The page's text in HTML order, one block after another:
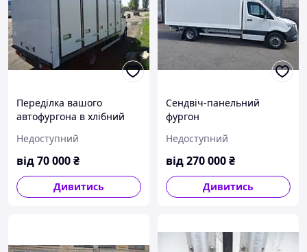
Переділка вашого
автофургона в хлібний
Недоступний
від70 000₴
Дивитись
Сендвіч-панельний
фургон
Недоступний
від270 000₴
Дивитись